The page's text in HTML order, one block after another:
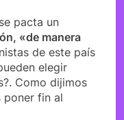
pacta un
«de manera
de este país
elegir
Como dijimos
poner fin al